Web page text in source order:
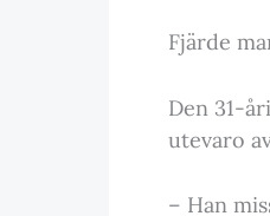
Fjärde
Den 31-
utevaro
– Han